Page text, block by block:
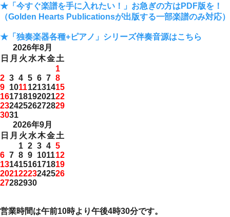
★「今すぐ楽譜を手に入れたい！」お急ぎの方はPDF版を！
（Golden Hearts Publicationsが出版する一部楽譜のみ対応）
★「独奏楽器各種+ピアノ」シリーズ伴奏音源はこちら
2026年8月
日 月 火水木金土
1
2 3 4 5 6 7 8
9 101112131415
16171819202122
23242526272829
3031
2026年9月
日 月 火水木金土
1 2 3 4 5
6 7 8 9 101112
13141516171819
20212223242526
27282930
営業時間は午前10時より午後4時30分です。